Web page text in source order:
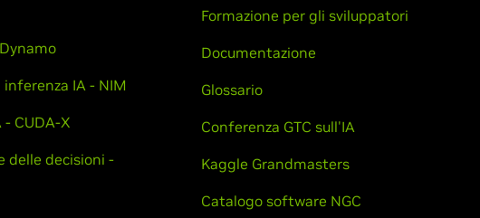
IA - NIM
- CUDA-X
delle decisioni -
Formazione per gli sviluppatori
Documentazione
Glossario
Conferenza GTC sull'IA
Kaggle Grandmasters
Catalogo software NGC